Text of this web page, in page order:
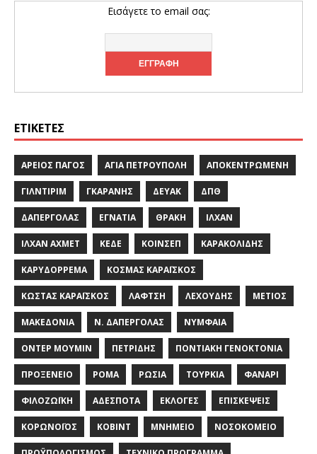
Εισάγετε το email σας:
ΕΤΙΚΈΤΕΣ
ΆΡΕΙΟΣ ΠΆΓΟΣ ΑΓΊΑ ΠΕΤΡΟΎΠΟΛΗ ΑΠΟΚΕΝΤΡΩΜΈΝΗ
ΓΙΛΝΤΙΡΊΜ ΓΚΑΡΆΝΗΣ ΔΕΥΑΚ ΔΠΘ
ΔΑΠΈΡΓΟΛΑΣ ΕΓΝΑΤΊΑ ΘΡΆΚΗ ΙΛΧΆΝ
ΙΛΧΆΝ ΑΧΜΈΤ ΚΕΔΕ ΚΟΙΝΣΕΠ ΚΑΡΑΚΟΛΊΔΗΣ
ΚΑΡΥΔΌΡΡΕΜΑ ΚΟΣΜΆΣ ΚΑΡΑΪ́ΣΚΟΣ
ΚΏΣΤΑΣ ΚΑΡΑΪ́ΣΚΟΣ ΛΑΦΤΣΉ ΛΕΧΟΎΔΗΣ ΜΈΤΙΟΣ
ΜΑΚΕΔΟΝΊΑ Ν. ΔΑΠΈΡΓΟΛΑΣ ΝΥΜΦΑΊΑ
ΟΝΤΈΡ ΜΟΥΜΊΝ ΠΕΤΡΊΔΗΣ ΠΟΝΤΙΑΚΉ ΓΕΝΟΚΤΟΝΊΑ
ΠΡΟΞΕΝΕΊΟ ΡΟΜΆ ΡΩΣΊΑ ΤΟΥΡΚΊΑ ΦΑΝΆΡΙ
ΦΙΛΟΖΩΪΚΉ ΑΔΈΣΠΟΤΑ ΕΚΛΟΓΈΣ ΕΠΙΣΚΈΨΕΙΣ
ΚΟΡΩΝΟΪΌΣ ΚΌΒΙΝΤ ΜΝΗΜΕΊΟ ΝΟΣΟΚΟΜΕΊΟ